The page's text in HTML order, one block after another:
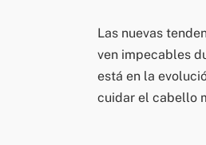
Las nuevas
ven impecables
está en la
cuidar el cabello